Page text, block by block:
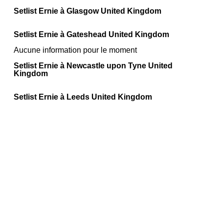
Setlist Ernie à Glasgow United Kingdom
Setlist Ernie à Gateshead United Kingdom
Aucune information pour le moment
Setlist Ernie à Newcastle upon Tyne United
Kingdom
Setlist Ernie à Leeds United Kingdom